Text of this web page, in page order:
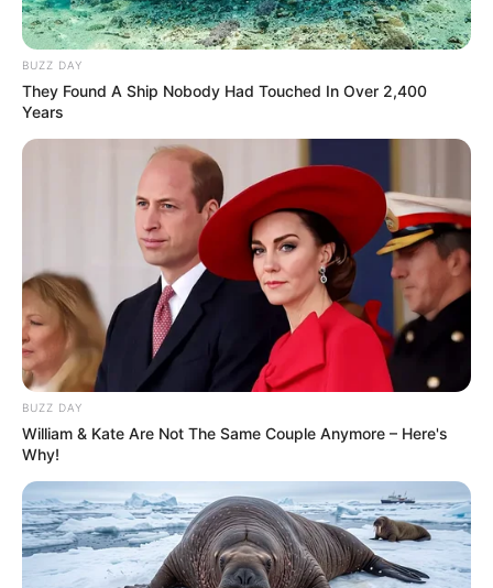
BUZZ DAY
They Found A Ship Nobody Had Touched In Over 2,400
Years
BUZZ DAY
William & Kate Are Not The Same Couple Anymore – Here's
Why!